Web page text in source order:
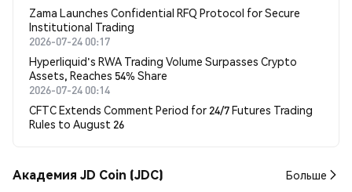
Zama Launches Confidential RFQ Protocol for Secure
Institutional Trading
2026-07-24 00:17
Hyperliquid's RWA Trading Volume Surpasses Crypto
Assets, Reaches 54% Share
2026-07-24 00:14
CFTC Extends Comment Period for 24/7 Futures Trading
Rules to August 26
Академия JD Coin (JDC) Больше